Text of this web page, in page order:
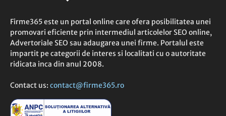
Firme365 este un portal online care ofera posibilitatea unei
promovari eficiente prin intermediul articolelor SEO online,
Advertoriale SEO sau adaugarea unei firme. Portalul este
impartit pe categorii de interes si localitati cu o autoritate
ridicata inca din anul 2008.
Contact us: contact@firme365.ro